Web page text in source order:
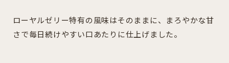
ローヤルゼリー特有の風味はそのままに、まろやかな甘
さで毎日続けやすい口あたりに仕上げました。